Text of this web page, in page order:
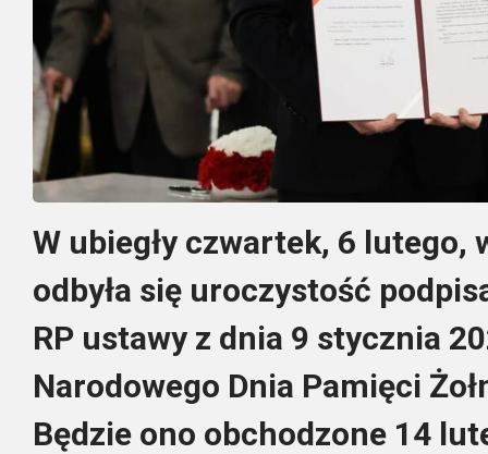
W ubiegły czwartek, 6 lutego,
odbyła się uroczystość
RP ustawy z dnia 9 stycznia
Narodowego Dnia Pamięci
Będzie ono obchodzone 14